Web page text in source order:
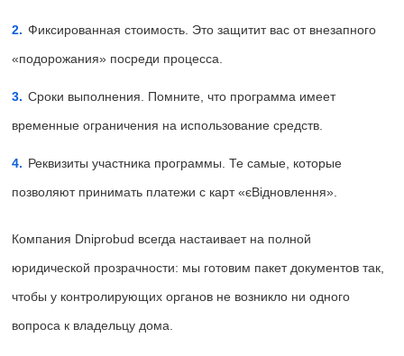
Фиксированная стоимость. Это защитит вас от внезапного
«подорожания» посреди процесса.
Сроки выполнения. Помните, что программа имеет
временные ограничения на использование средств.
Реквизиты участника программы. Те самые, которые
позволяют принимать платежи с карт «єВідновлення».
Компания Dniprobud всегда настаивает на полной
юридической прозрачности: мы готовим пакет документов так,
чтобы у контролирующих органов не возникло ни одного
вопроса к владельцу дома.